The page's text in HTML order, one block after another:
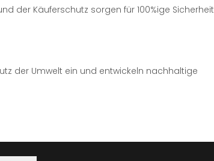
der Käuferschutz sorgen für 100%ige Sicherheit
der Umwelt ein und entwickeln nachhaltige